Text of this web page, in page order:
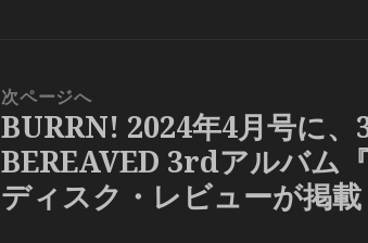
次ページへ
次
の
投
BURRN! 2024年4月号に、
BEREAVED 3rdアルバム
ディスク・レビューが掲載